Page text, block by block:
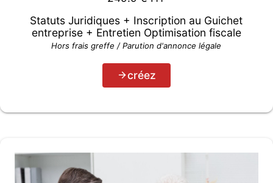
Statuts Juridiques + Inscription au Guichet
entreprise + Entretien Optimisation fiscale
Hors frais greffe / Parution d'annonce légale
créez